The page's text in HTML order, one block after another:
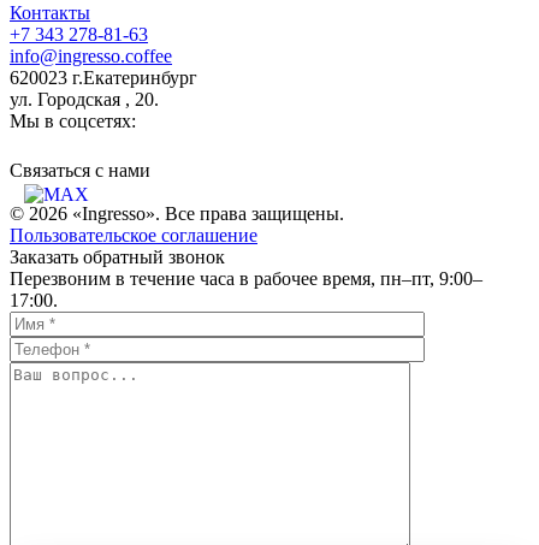
Контакты
+7 343 278-81-63
info@ingresso.coffee
620023 г.Екатеринбург
ул. Городская , 20.
Мы в соцсетях:
Связаться c нами
© 2026 «Ingresso». Все права защищены.
Пользовательское соглашение
Заказать обратный звонок
Перезвоним в течение часа в рабочее время, пн–пт, 9:00–
17:00.